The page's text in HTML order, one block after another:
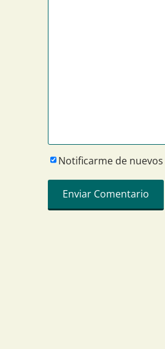
Notificarme de